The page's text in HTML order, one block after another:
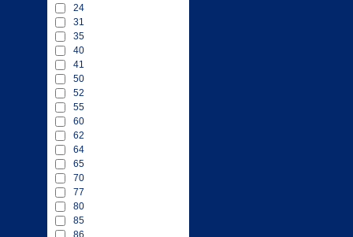
24
31
35
40
41
50
52
55
60
62
64
65
70
77
80
85
86